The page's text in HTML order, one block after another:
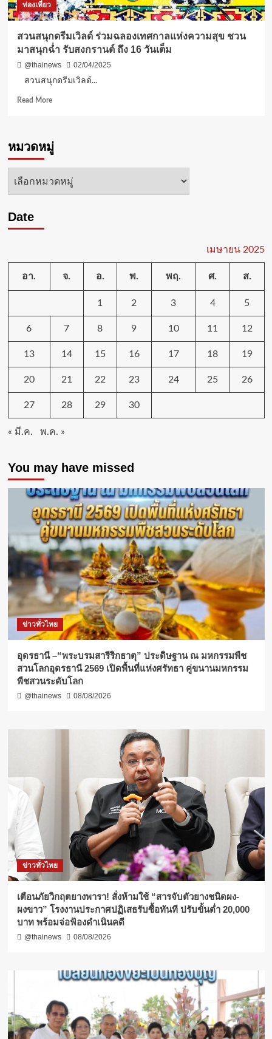
แรก
เกือบ
รอด
เจ้า
หน้าที่
ความ
พร้อม
ลูก
ช้าง
ไว้
ทัน
ท่องเที่ยว
สวนสนุกดรีมเวิลด์ ร่วมฉลองเทศกาลแห่งความสุข ชวน
มาสนุกฉ่ำ รับสงกรานต์ ถึง 16 วันเต็ม
@thainews
02/04/2025
สวนสนุกดรีมเวิลด์...
Read MoreRead
สนุก
ดรีม
เวิลด์
ร่วม
ถึง
วัน
เต็ม
หมวดหมู่
หมวด
Date
เมษายน 2025
อา. จ. อ. พ. พฤ. ศ. ส.
1 2 3 4 5
6 7 8 9 10 11 12
13 14 15 16 17 18 19
20 21 22 23 24 25 26
27 28 29 30
« มี.ค. พ.ค. »
You may have missed
ข่าวทั่วไทย
อุดรธานี –“พระบรมสารีริกธาตุ” ประดิษฐาน ณ มหกรรมพืช
สวนโลกอุดรธานี 2569 เปิดพื้นที่แห่งศรัทธา คู่ขนานมหกรรม
พืชสวนระดับโลก
@thainews 08/08/2026
ข่าวทั่วไทย
เตือนภัยวิกฤตยางพารา! สั่งห้ามใช้ “สารจับตัวยางชนิดผง-
ผงขาว” โรงงานประกาศปฏิเสธรับซื้อทันที ปรับขั้นต่ำ 20,000
บาท พร้อมจ่อฟ้องดำเนินคดี
@thainews 08/08/2026